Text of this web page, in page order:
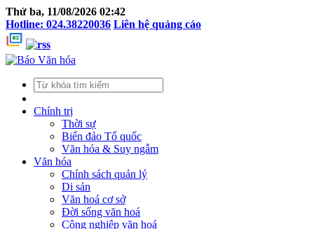
Thứ ba, 11/08/2026 02:42
Hotline: 024.38220036 Liên hệ quảng cáo
Chính trị
Thời sự
Biển đảo Tổ quốc
Văn hóa & Suy ngẫm
Văn hóa
Chính sách quản lý
Di sản
Văn hoá cơ sở
Đời sống văn hoá
Công nghiệp văn hoá